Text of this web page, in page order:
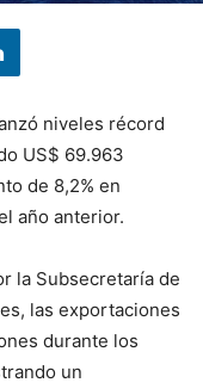
niveles récord
US$ 69.963
de 8,2% en
año anterior.
la Subsecretaría de
las exportaciones
durante los
un